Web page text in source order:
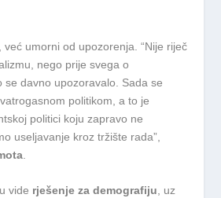
već umorni od upozorenja. “Nije riječ
nego prije svega o
se davno upozoravalo. Sada se
politikom, a to je
politici koju zapravo ne
useljavanje kroz tržište rada”,
vide rješenje za demografiju , uz